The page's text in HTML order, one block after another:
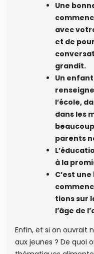
Une
avec
et de
grandit.
Un
l’école,
dans les
parents
à la
C’est
tions sur
l’âge de
Enfin, et si on ouvrait
aux jeunes ? De quoi